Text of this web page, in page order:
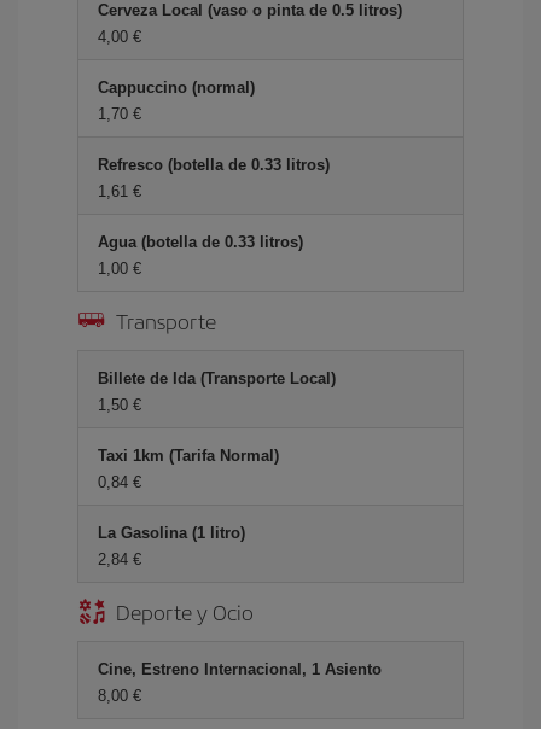
Cerveza Local (vaso o pinta de 0.5 litros)
4,00 €
Cappuccino (normal)
1,70 €
Refresco (botella de 0.33 litros)
1,61 €
Agua (botella de 0.33 litros)
1,00 €
Transporte
Billete de Ida (Transporte Local)
1,50 €
Taxi 1km (Tarifa Normal)
0,84 €
La Gasolina (1 litro)
2,84 €
Deporte y Ocio
Cine, Estreno Internacional, 1 Asiento
8,00 €